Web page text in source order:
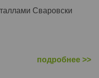
Сваровски
подробнее >>